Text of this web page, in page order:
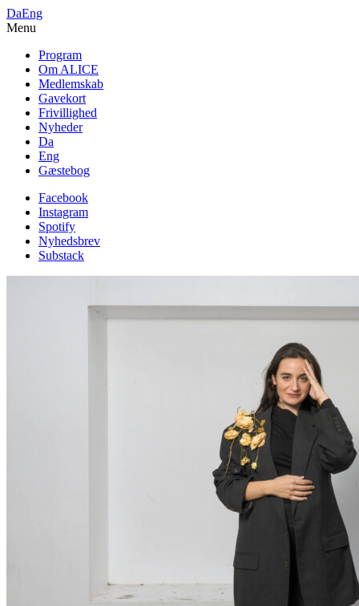
DaEng
Menu
Program
Om ALICE
Medlemskab
Gavekort
Frivillighed
Nyheder
Da
Eng
Gæstebog
Facebook
Instagram
Spotify
Nyhedsbrev
Substack